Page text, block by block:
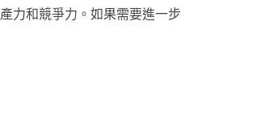
力和競爭力。如果需要進一步